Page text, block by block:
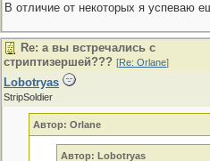
В отличие от некоторых я успеваю
Re: а вы встречались с
стриптизершей??? [Re: Orlane]
Lobotryas
StripSoldier
Автор: Orlane
Автор: Lobotryas